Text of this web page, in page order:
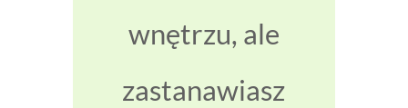
wnętrzu, ale
zastanawiasz